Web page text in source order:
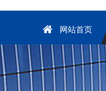
网站首页